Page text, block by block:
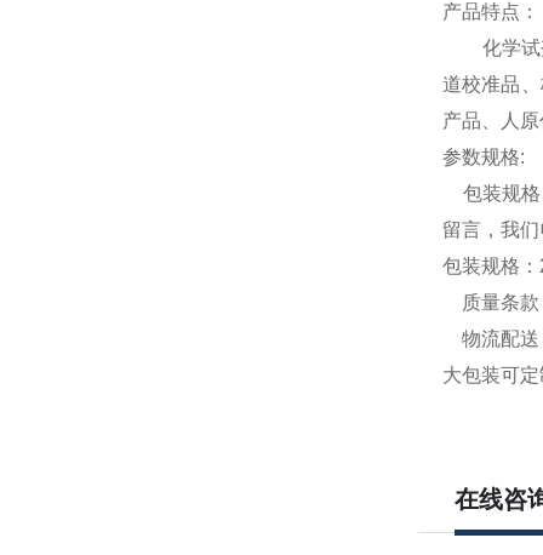
产品特点：
化学试剂
道校准品
产品、人
参数规格:
包装规格
留言，我
包装规格
质量条款
物流配送
大包装可
在线咨